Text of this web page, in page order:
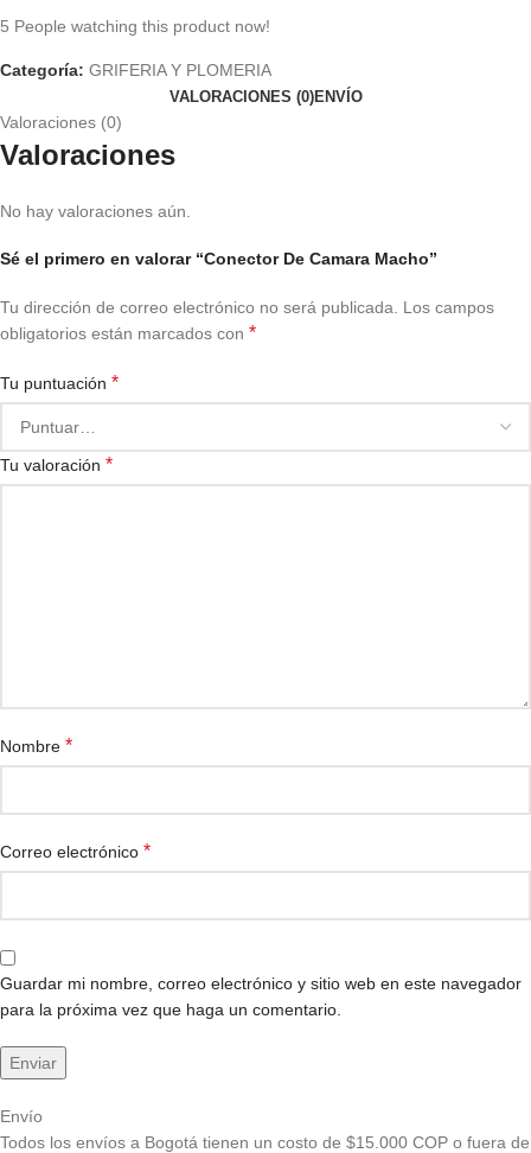
5 People watching this product now!
Categoría: GRIFERIA Y PLOMERIA
VALORACIONES (0)ENVÍO
Valoraciones (0)
Valoraciones
No hay valoraciones aún.
Sé el primero en valorar “Conector De Camara Macho”
Tu dirección de correo electrónico no será publicada.
Los campos
obligatorios están marcados con *
Tu puntuación *
Tu valoración *
Nombre *
Correo electrónico *
Guardar mi nombre, correo electrónico y sitio web en este navegador
para la próxima vez que haga un comentario.
Envío
Todos los envíos a Bogotá tienen un costo de $15.000 COP o fuera de